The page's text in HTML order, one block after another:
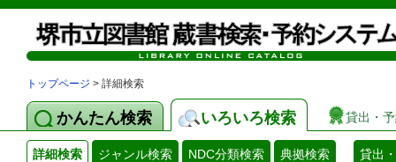
トップページ > 詳細検索
かんたん検索 いろいろ検索 貸出・
詳細検索 ジャンル検索 NDC分類検索 典拠検索 貸出